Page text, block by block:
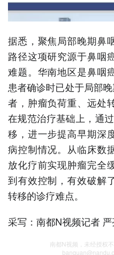
据悉，聚焦局部晚期鼻
路径这项研究源于鼻咽
难题。华南地区是鼻咽
患者确诊时已处于局部
者，肿瘤负荷重、远处
在规范治疗基础上，通
移，进一步提高早期深
病控制情况。从临床数
放化疗前实现肿瘤完全
到有效控制，有效破解
转移的诊疗难点。
采写：南都N视频记者 严
南都N视频，未经授权